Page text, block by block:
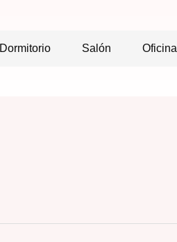
Dormitorio Salón Oficina